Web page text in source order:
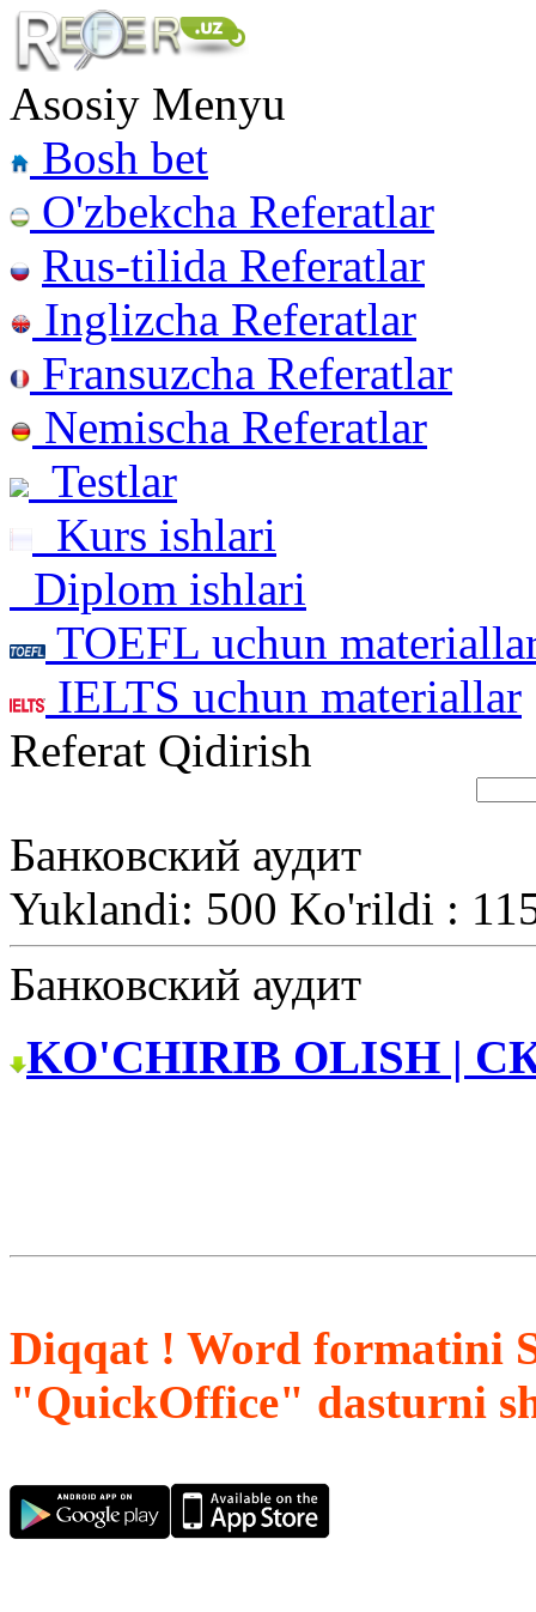
Asosiy Menyu
Bosh bet
O'zbekcha Referatlar
Rus-tilida Referatlar
Inglizcha Referatlar
Fransuzcha Referatlar
Nemischa Referatlar
Testlar
Kurs ishlari
Diplom ishlari
TOEFL uchun
IELTS uchun materiallar
Referat Qidirish
Банковский аудит
Yuklandi: 500 Ko'rildi :
Банковский аудит
KO'CHIRIB OLISH |
Diqqat ! Word formatini
"QuickOffice" dasturni